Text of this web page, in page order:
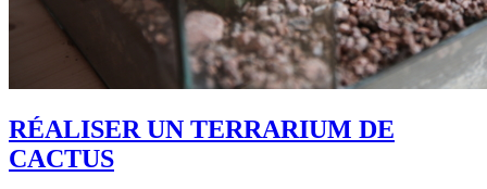
RÉALISER UN TERRARIUM DE
CACTUS